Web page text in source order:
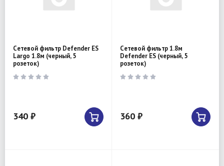
Сетевой фильтр Defender ES
Largo 1.8м (черный, 5
розеток)
340 ₽
Сетевой фильтр 1.8м
Defender ES (черный, 5
розеток)
360 ₽